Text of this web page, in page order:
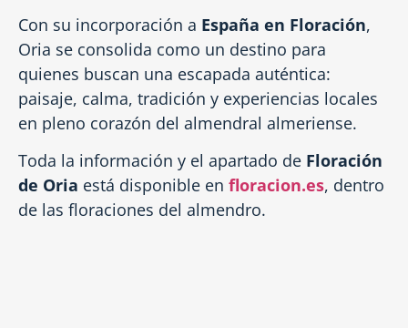
Con su incorporación a España en Floración,
Oria se consolida como un destino para
quienes buscan una escapada auténtica:
paisaje, calma, tradición y experiencias locales
en pleno corazón del almendral almeriense.
Toda la información y el apartado de Floración
de Oria está disponible en floracion.es, dentro
de las floraciones del almendro.